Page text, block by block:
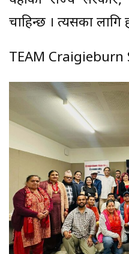
चाहिन्छ । त्यसका लागि
TEAM Craigieburn